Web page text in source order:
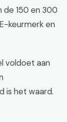
de 150 en 300
keurmerk en
voldoet aan
is het waard.